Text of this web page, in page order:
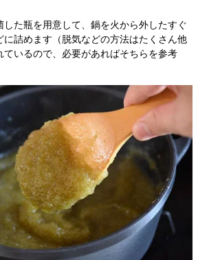
した瓶を用意して、鍋を火から外したすぐ
に詰めます（脱気などの方法はたくさん他
ているので、必要があればそちらを参考